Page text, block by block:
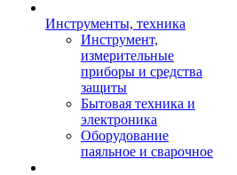
Инструменты, техника
Инструмент,
измерительные
приборы и средства
защиты
Бытовая техника и
электроника
Оборудование
паяльное и сварочное